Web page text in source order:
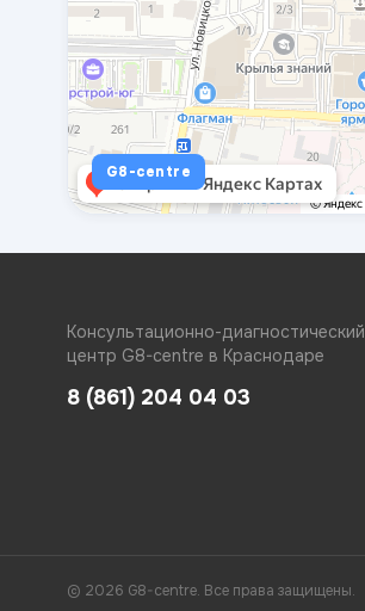
G8-centre
Консультационно-диагностический
центр G8-centre в Краснодаре
8 (861) 204 04 03
© 2026 G8-centre. Все права защищены.